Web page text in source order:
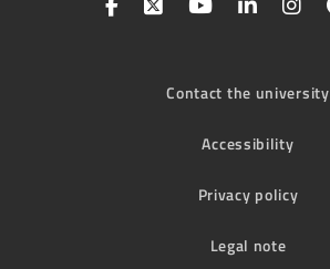
Contact the university
Accessibility
Privacy policy
Legal note